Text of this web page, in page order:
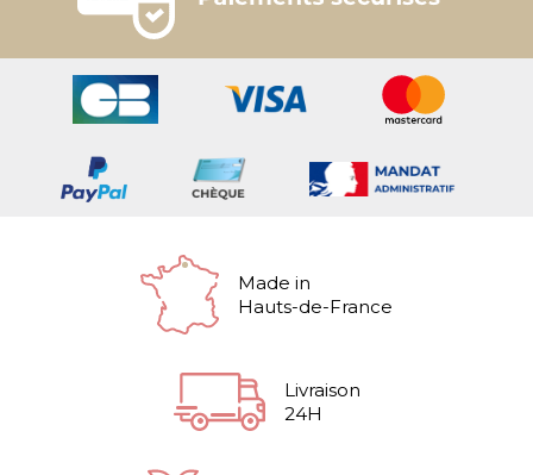
Made in
Hauts-de-France
Livraison
24H